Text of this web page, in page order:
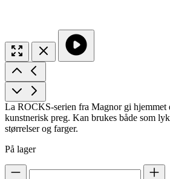
La ROCKS-serien fra Magnor gi hjemmet
kunstnerisk preg. Kan brukes både som
størrelser og farger.
På lager